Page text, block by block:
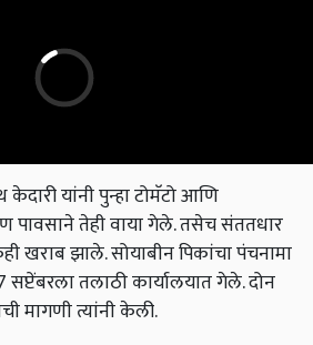
यांनी पुन्हा टोमॅटो आणि
पावसाने तेही वाया गेले. तसेच संततधार
खराब झाले. सोयाबीन पिकांचा पंचनामा
तलाठी कार्यालयात गेले. दोन
मागणी त्यांनी केली.